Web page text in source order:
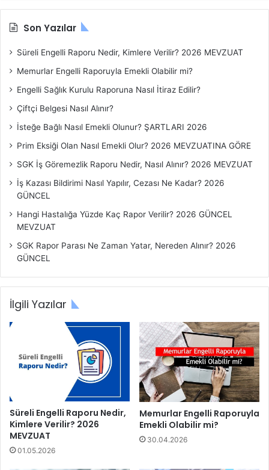
Son Yazılar
Süreli Engelli Raporu Nedir, Kimlere Verilir? 2026 MEVZUAT
Memurlar Engelli Raporuyla Emekli Olabilir mi?
Engelli Sağlık Kurulu Raporuna Nasıl İtiraz Edilir?
Çiftçi Belgesi Nasıl Alınır?
İsteğe Bağlı Nasıl Emekli Olunur? ŞARTLARI 2026
Prim Eksiği Olan Nasıl Emekli Olur? 2026 MEVZUATINA GÖRE
SGK İş Göremezlik Raporu Nedir, Nasıl Alınır? 2026 MEVZUAT
İş Kazası Bildirimi Nasıl Yapılır, Cezası Ne Kadar? 2026
GÜNCEL
Hangi Hastalığa Yüzde Kaç Rapor Verilir? 2026 GÜNCEL
MEVZUAT
SGK Rapor Parası Ne Zaman Yatar, Nereden Alınır? 2026
GÜNCEL
İlgili Yazılar
Süreli Engelli Raporu Nedir,
Kimlere Verilir? 2026
MEVZUAT
01.05.2026
Memurlar Engelli Raporuyla
Emekli Olabilir mi?
30.04.2026